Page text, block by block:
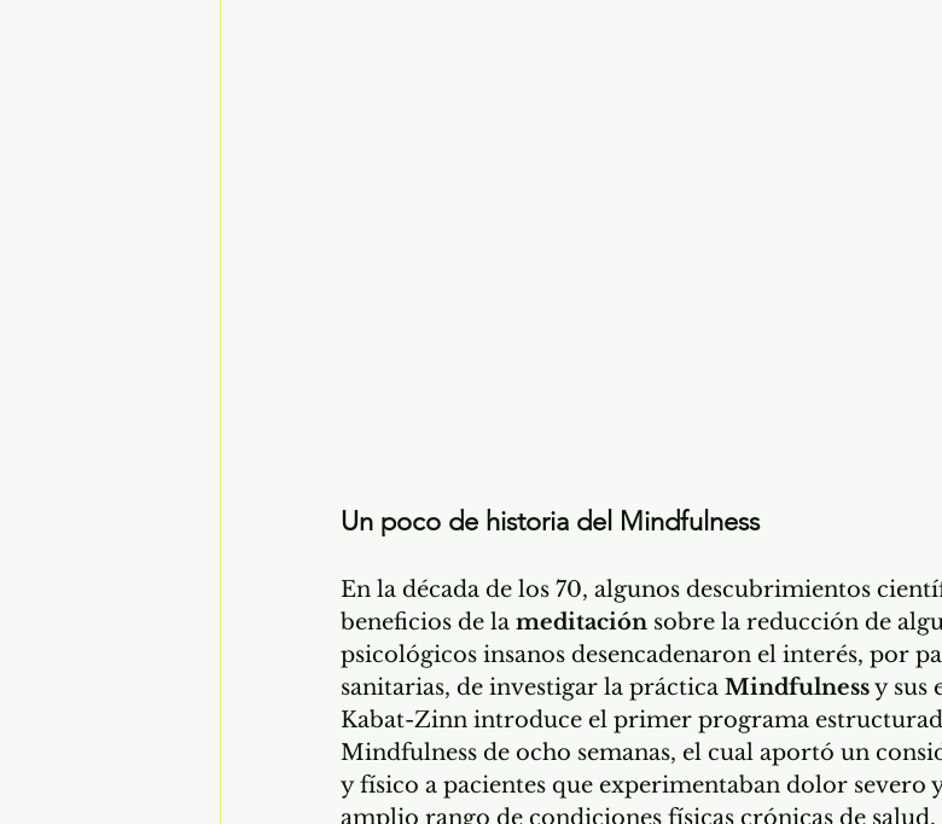
Un poco de historia del Mindfulness
En la década de los 70, algunos descubrimientos
beneficios de la meditación sobre la reducción de
psicológicos insanos desencadenaron el interés, por
sanitarias, de investigar la práctica Mindfulness y sus
Kabat-Zinn introduce el primer programa
Mindfulness de ocho semanas, el cual aportó un
y físico a pacientes que experimentaban dolor severo
amplio rango de condiciones físicas crónicas de